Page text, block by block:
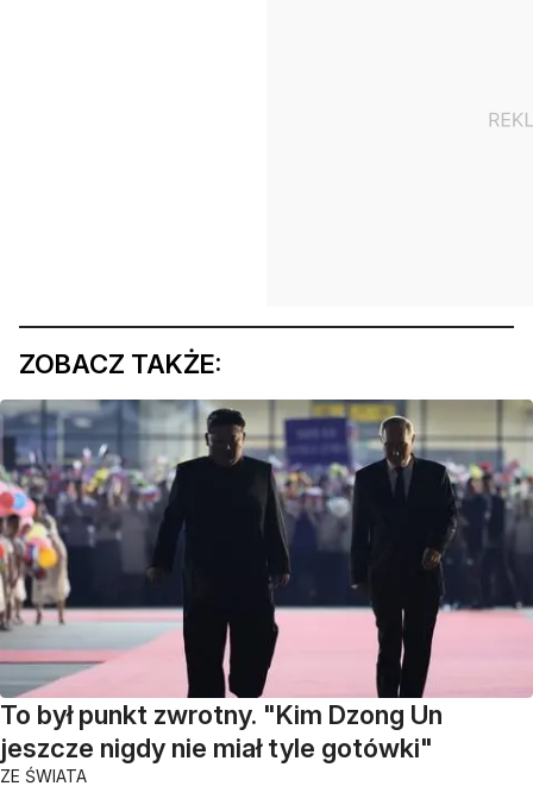
ZOBACZ TAKŻE:
To był punkt zwrotny. "Kim Dzong Un
jeszcze nigdy nie miał tyle gotówki"
ZE ŚWIATA